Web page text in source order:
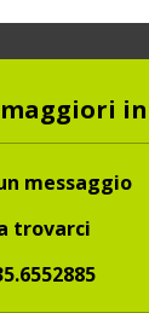
messaggio
trovarci